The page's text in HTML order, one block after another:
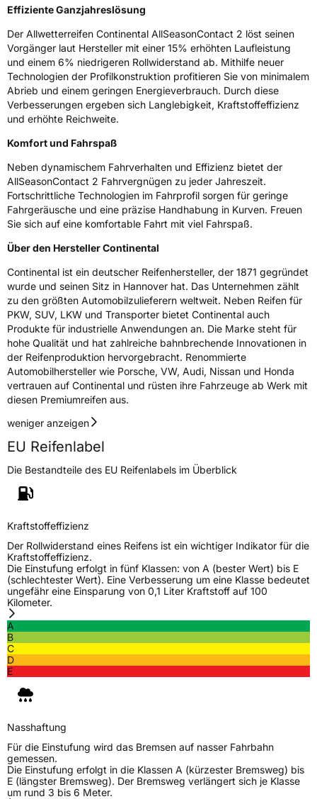
Effiziente Ganzjahreslösung
Der Allwetterreifen Continental AllSeasonContact 2 löst seinen
Vorgänger laut Hersteller mit einer 15% erhöhten Laufleistung
und einem 6% niedrigeren Rollwiderstand ab. Mithilfe neuer
Technologien der Profilkonstruktion profitieren Sie von minimalem
Abrieb und einem geringen Energieverbrauch. Durch diese
Verbesserungen ergeben sich Langlebigkeit, Kraftstoffeffizienz
und erhöhte Reichweite.
Komfort und Fahrspaß
Neben dynamischem Fahrverhalten und Effizienz bietet der
AllSeasonContact 2 Fahrvergnügen zu jeder Jahreszeit.
Fortschrittliche Technologien im Fahrprofil sorgen für geringe
Fahrgeräusche und eine präzise Handhabung in Kurven. Freuen
Sie sich auf eine komfortable Fahrt mit viel Fahrspaß.
Über den Hersteller Continental
Continental ist ein deutscher Reifenhersteller, der 1871 gegründet
wurde und seinen Sitz in Hannover hat. Das Unternehmen zählt
zu den größten Automobilzulieferern weltweit. Neben Reifen für
PKW, SUV, LKW und Transporter bietet Continental auch
Produkte für industrielle Anwendungen an. Die Marke steht für
hohe Qualität und hat zahlreiche bahnbrechende Innovationen in
der Reifenproduktion hervorgebracht. Renommierte
Automobilhersteller wie Porsche, VW, Audi, Nissan und Honda
vertrauen auf Continental und rüsten ihre Fahrzeuge ab Werk mit
diesen Premiumreifen aus.
weniger anzeigen
EU Reifenlabel
Die Bestandteile des EU Reifenlabels im Überblick
Kraftstoffeffizienz
Der Rollwiderstand eines Reifens ist ein wichtiger Indikator für die
Kraftstoffeffizienz.
Die Einstufung erfolgt in fünf Klassen: von A (bester Wert) bis E
(schlechtester Wert). Eine Verbesserung um eine Klasse bedeutet
ungefähr eine Einsparung von 0,1 Liter Kraftstoff auf 100
Kilometer.
A
B
C
D
E
Nasshaftung
Für die Einstufung wird das Bremsen auf nasser Fahrbahn
gemessen.
Die Einstufung erfolgt in die Klassen A (kürzester Bremsweg) bis
E (längster Bremsweg). Der Bremsweg verlängert sich je Klasse
um rund 3 bis 6 Meter.